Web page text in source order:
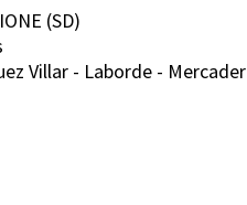
(SD)
Villar - Laborde -